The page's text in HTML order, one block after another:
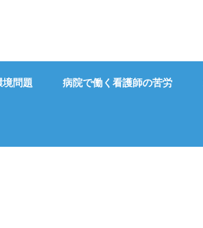
問題 病院で働く看護師の苦労